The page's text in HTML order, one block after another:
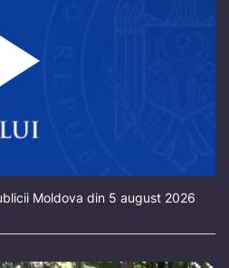
Moldova din 5 august 2026